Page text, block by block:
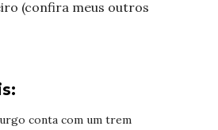
(confira meus outros
conta com um trem